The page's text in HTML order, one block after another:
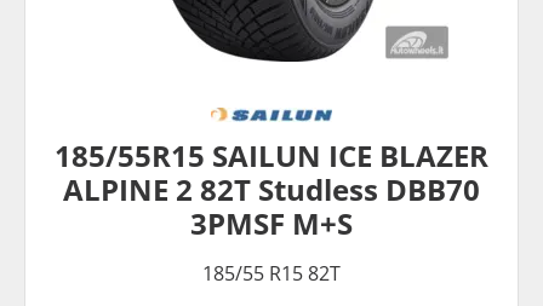
185/55R15 SAILUN ICE BLAZER
ALPINE 2 82T Studless DBB70
3PMSF M+S
185/55 R15 82T